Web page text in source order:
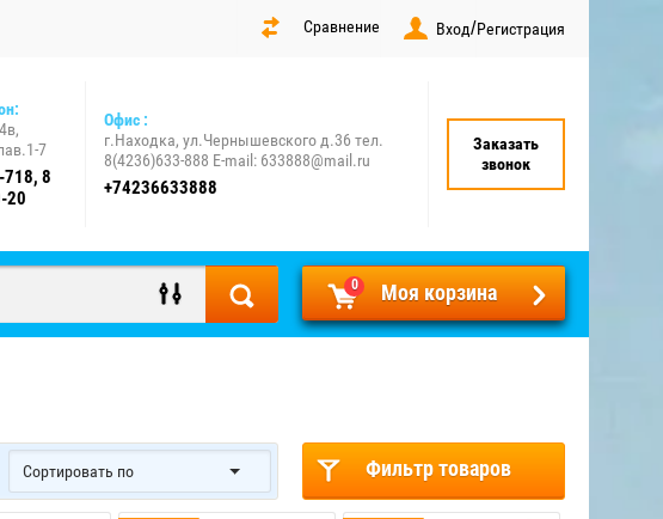
Сравнение Вход/Регистрация
7
8
20
Офис :
г.Находка, ул.Чернышевского д.36 тел.
8(4236)633-888 E-mail: 633888@mail.ru
+74236633888
Заказать
звонок
0 Моя корзина
Сортировать по Фильтр товаров